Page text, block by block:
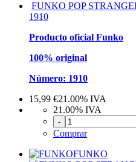
FUNKO POP
1910
Producto oficial Funko
100% original
Número: 1910
15,99 €21.00% IVA
21.00% IVA
-
Comprar
FUNKO